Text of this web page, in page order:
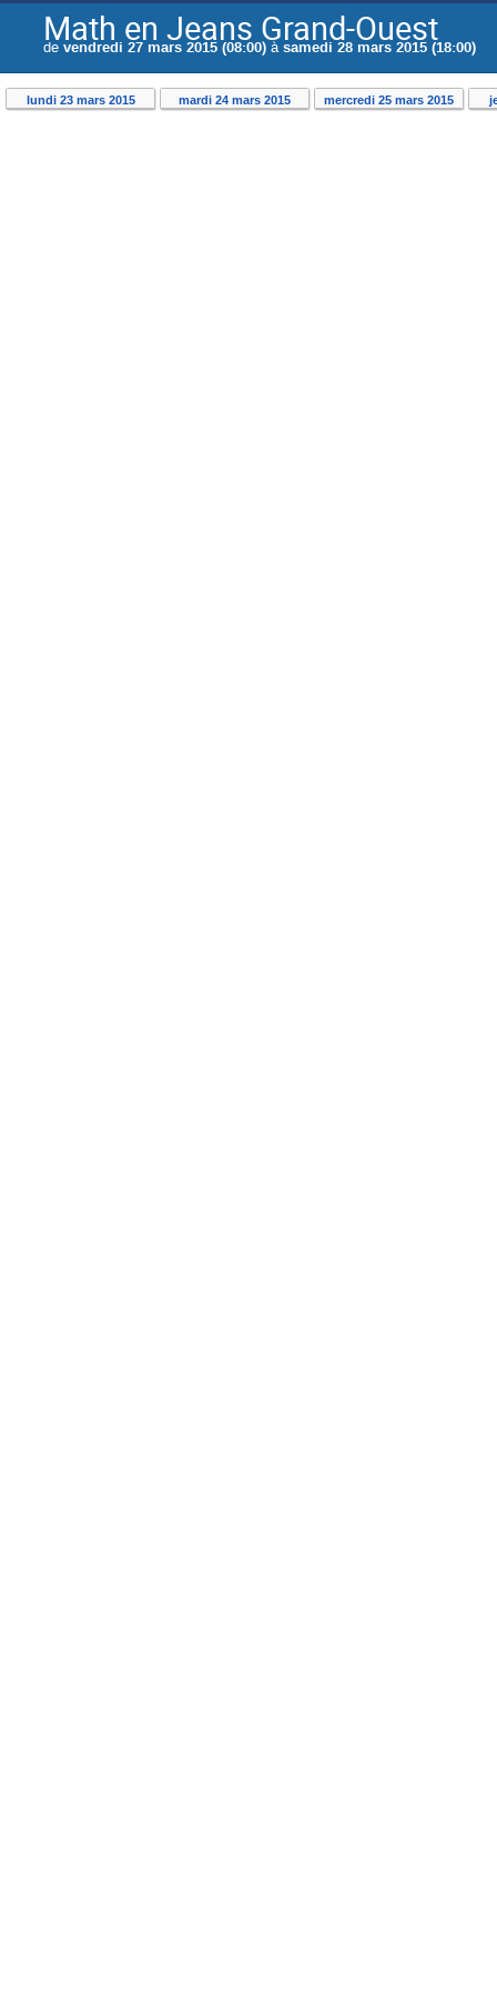
Math en Jeans Grand-Ouest
de vendredi 27 mars 2015 (08:00) àsamedi 28 mars 2015 (18:00)
lundi 23 mars 2015 mardi 24 mars 2015 mercredi 25 mars 2015